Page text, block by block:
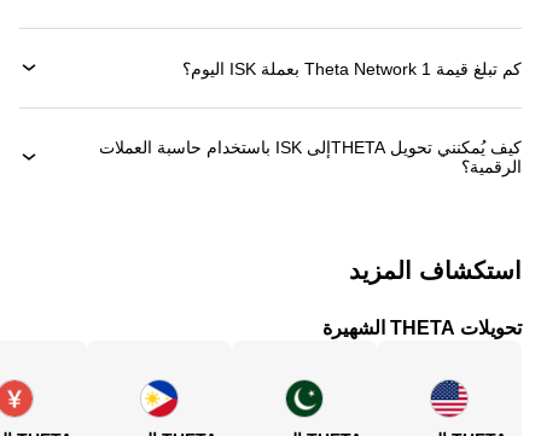
كم تبلغ قيمة 1 ‏Theta Network بعملة ‏ISK اليوم؟
كيف يُمكنني تحويل ‏THETAإلى ‏ISK باستخدام حاسبة العملات
الرقمية؟
استكشاف المزيد
تحويلات THETA الشهيرة